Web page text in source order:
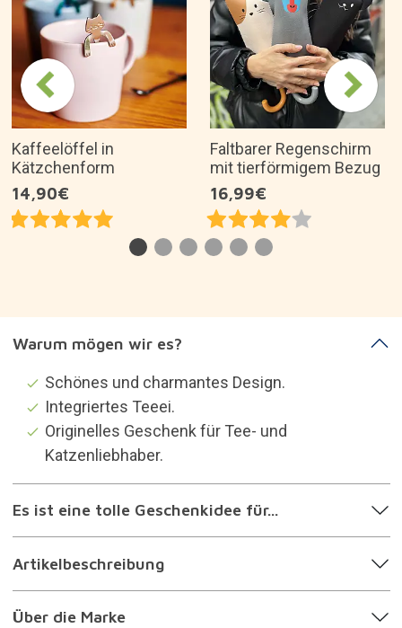
Schönes und charmantes Design.
Integriertes Teeei.
Originelles Geschenk für Tee- und
Katzenliebhaber.
Es ist eine tolle Geschenkidee für...
Artikelbeschreibung
Kategorien, die dich
interessieren könnten
Originelle Tassen
Geschenke für die Tee lieben
Geschenke für die katzenverrückt sind